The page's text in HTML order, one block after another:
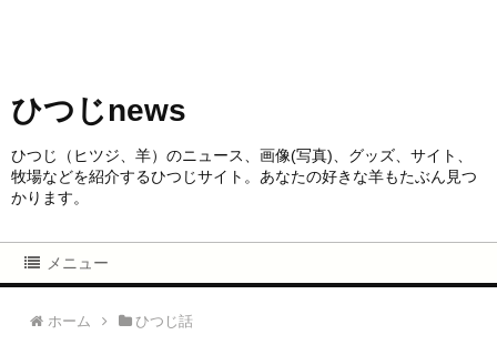
ひつじnews
ひつじ（ヒツジ、羊）のニュース、画像(写真)、グッズ、サイト、
牧場などを紹介するひつじサイト。あなたの好きな羊もたぶん見つ
かります。
メニュー
ホーム ひつじ話